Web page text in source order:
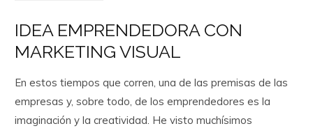
IDEA EMPRENDEDORA CON
MARKETING VISUAL
En estos tiempos que corren, una de las premisas de las
empresas y, sobre todo, de los emprendedores es la
imaginación y la creatividad. He visto muchísimos